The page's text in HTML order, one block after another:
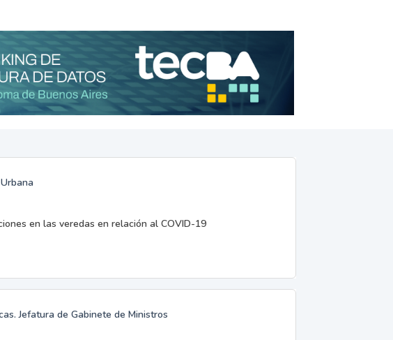
en las veredas en relación al COVID-19
Jefatura de Gabinete de Ministros